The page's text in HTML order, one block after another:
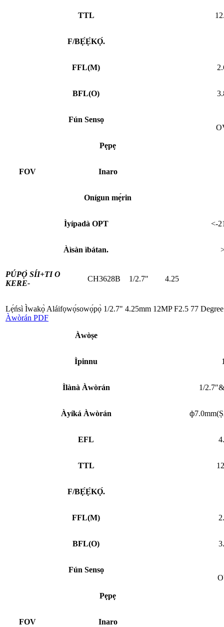
TTL
F/BẸ́Ẹ̀KỌ́.
FFL(M)
BFL(O)
Fún Sensọ
FOV
Pẹpẹ
Inaro
Onígun mẹ́rin
Ìyípadà OPT <-
Àìsàn ìbátan.
PÚPỌ̀ SÍI+TI O
KERE-
CH3628B 1/2.7" 4.25
Lẹ́ńsì Ìwakọ̀ Aláifọwọ́sowọ́pọ̀ 1/2.7" 4.25mm 12MP F2.5 77
Àwòrán PDF
Àwòṣe
Ìpinnu
Ìlànà Àwòrán 1/
Àyíká Àwòrán
EFL
TTL
F/BẸ́Ẹ̀KỌ́.
FFL(M)
BFL(O)
Fún Sensọ
FOV
Pẹpẹ
Inaro